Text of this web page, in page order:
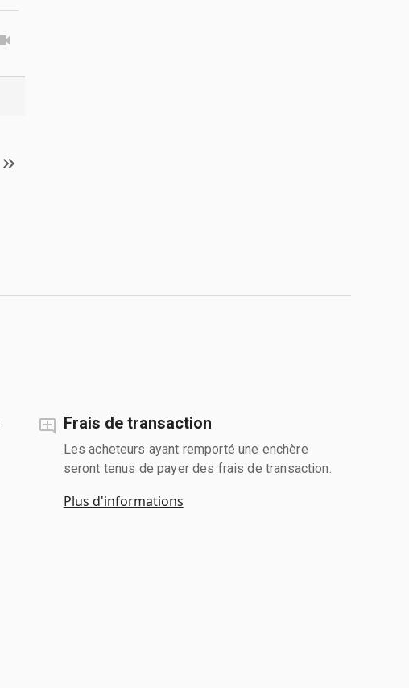
Frais de transaction
Les acheteurs ayant remporté une enchère
seront tenus de payer des frais de transaction.
Plus d'informations